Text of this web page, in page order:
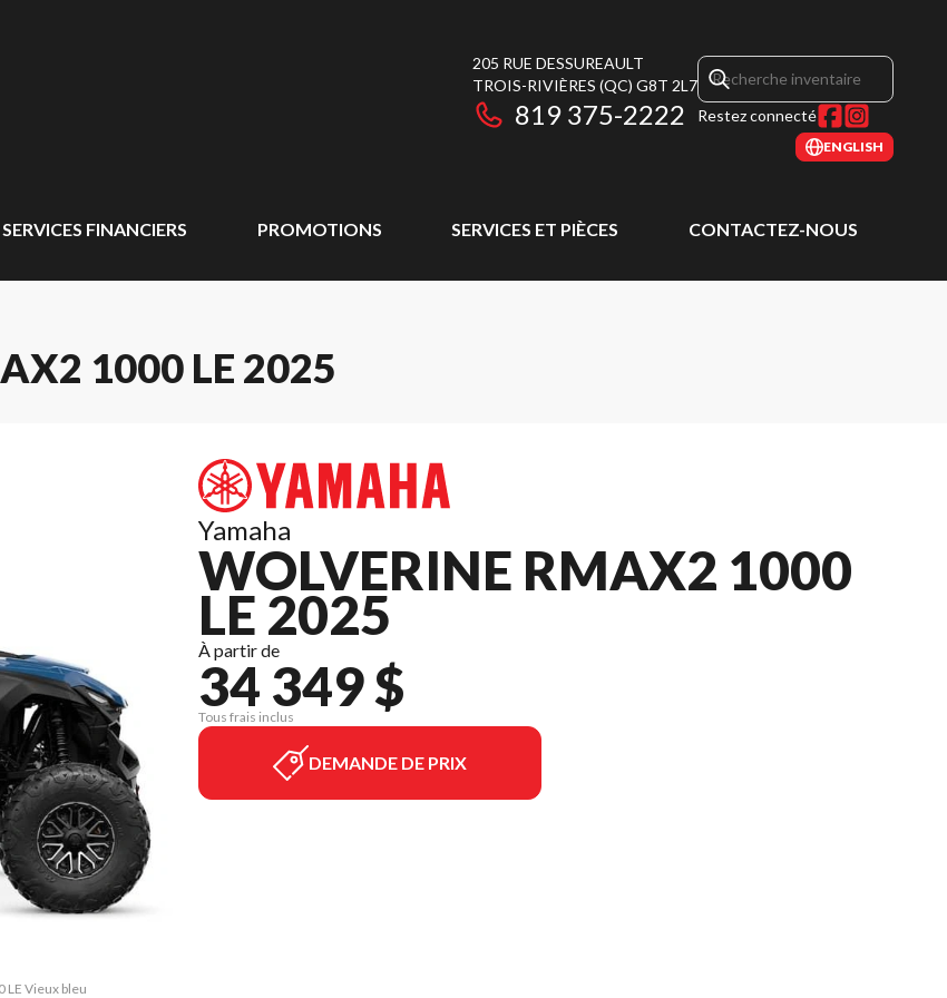
205 RUE DESSUREAULT
TROIS-RIVIÈRES (QC) G8T 2L7
819 375-2222 Restez connecté
ENGLISH
SERVICES FINANCIERS PROMOTIONS SERVICES ET PIÈCES CONTACTEZ-NOUS
1000 LE 2025
LE Vieux bleu
Yamaha
WOLVERINE RMAX2 1000
LE 2025
À partir de
34 349 $
Tous frais inclus
DEMANDE DE PRIX